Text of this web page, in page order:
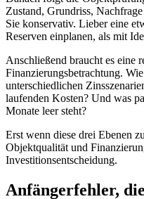
Zustand, Grundriss,
Sie konservativ. Lieber eine
Reserven einplanen, als mit
Anschließend braucht es eine
Finanzierungsbetrachtung.
unterschiedlichen
laufenden Kosten? Und was
Monate leer steht?
Erst wenn diese drei Ebenen
Objektqualität und
Investitionsentscheidung.
Anfängerfehler,